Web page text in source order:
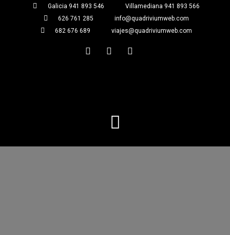
Galicia 941 893 546
Villamediana 941 893 566
626 761 285
info@quadriviumweb.com
682 676 689
viajes@quadriviumweb.com